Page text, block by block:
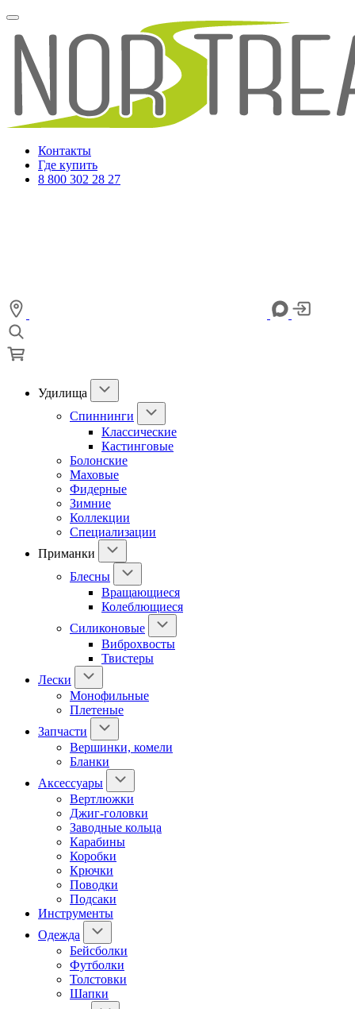
Контакты
Где купить
8 800 302 28 27
Удилища
Спиннинги
Классические
Кастинговые
Болонские
Маховые
Фидерные
Зимние
Коллекции
Специализации
Приманки
Блесны
Вращающиеся
Колеблющиеся
Силиконовые
Виброхвосты
Твистеры
Лески
Монофильные
Плетеные
Запчасти
Вершинки, комели
Бланки
Аксессуары
Вертлюжки
Джиг-головки
Заводные кольца
Карабины
Коробки
Крючки
Поводки
Подсаки
Инструменты
Одежда
Бейсболки
Футболки
Толстовки
Шапки